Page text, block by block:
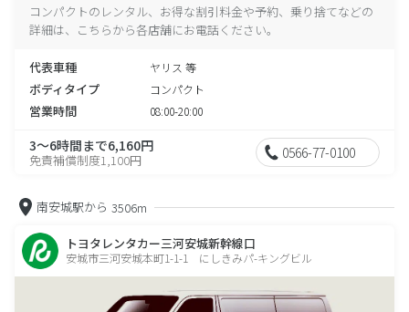
コンパクトのレンタル、お得な割引料金や予約、乗り捨てなどの
詳細は、こちらから各店舗にお電話ください。
代表車種 ヤリス 等
ボディタイプ コンパクト
営業時間 08:00-20:00
3～6時間まで6,160円
免責補償制度1,100円 0566-77-0100
南安城駅から 3506m
トヨタレンタカー三河安城新幹線口
安城市三河安城本町1-1-1 にしきみパ-キングビル